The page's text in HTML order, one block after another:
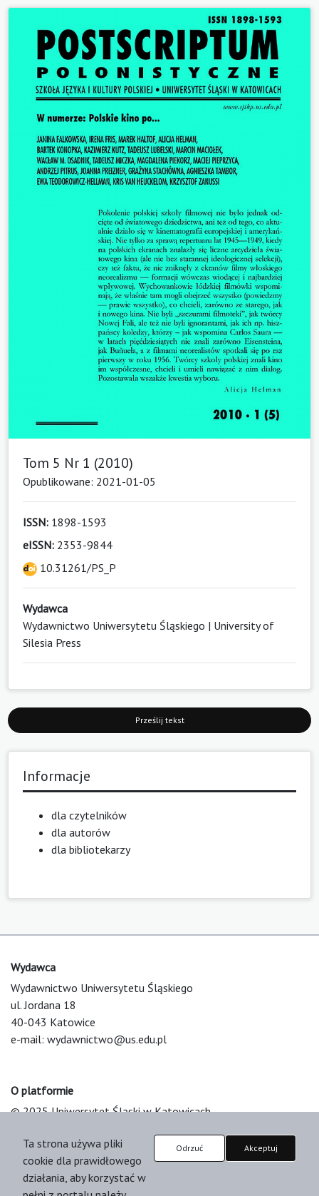
Tom 5 Nr 1 (2010)
Opublikowane: 2021-01-05
ISSN: 1898-1593
eISSN: 2353-9844
10.31261/PS_P
Wydawca
Wydawnictwo Uniwersytetu Śląskiego | University of
Silesia Press
Prześlij tekst
Informacje
dla czytelników
dla autorów
dla bibliotekarzy
Wydawca
Wydawnictwo Uniwersytetu Śląskiego
ul. Jordana 18
40-043 Katowice
e-mail: wydawnictwo@us.edu.pl
O platformie
© 2025 Uniwersytet Śląski w Katowicach
Platform & Workflow by OJS/PKP
Ta strona używa pliki
cookie dla prawidłowego
działania, aby korzystać w
Odrzuć Akceptuj